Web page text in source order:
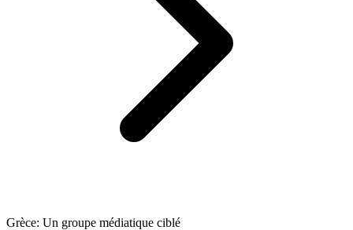
Grèce: Un groupe médiatique ciblé